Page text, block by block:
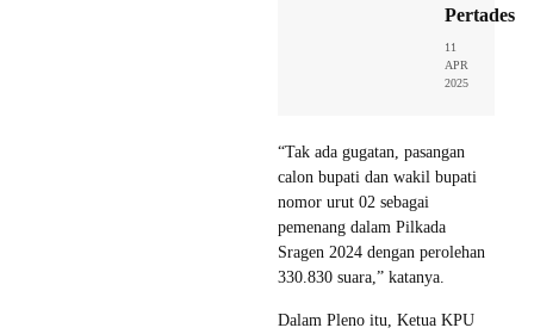
Pertades
11
APR
2025
“Tak ada gugatan, pasangan
calon bupati dan wakil bupati
nomor urut 02 sebagai
pemenang dalam Pilkada
Sragen 2024 dengan perolehan
330.830 suara,” katanya.
Dalam Pleno itu, Ketua KPU